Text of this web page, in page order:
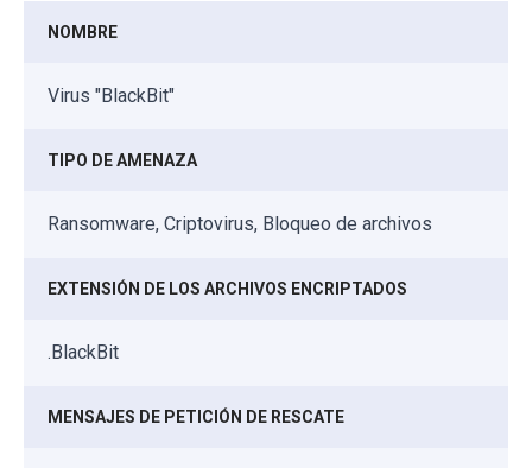
NOMBRE
Virus "BlackBit"
TIPO DE AMENAZA
Ransomware, Criptovirus, Bloqueo de archivos
EXTENSIÓN DE LOS ARCHIVOS ENCRIPTADOS
.BlackBit
MENSAJES DE PETICIÓN DE RESCATE